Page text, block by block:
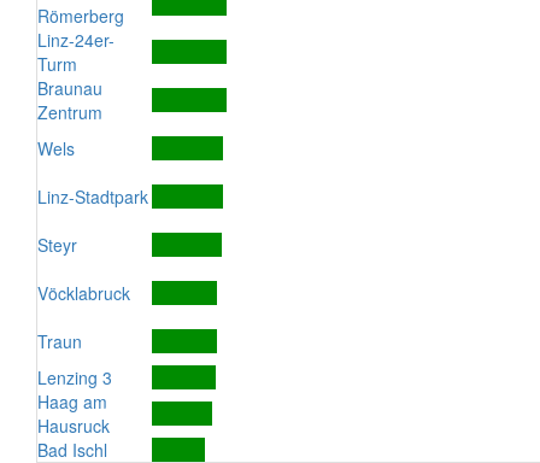
Römerberg
Linz-24er-
Turm
Braunau
Zentrum
Wels
Linz-Stadtpark
Steyr
Vöcklabruck
Traun
Lenzing 3
Haag am
Hausruck
Bad Ischl